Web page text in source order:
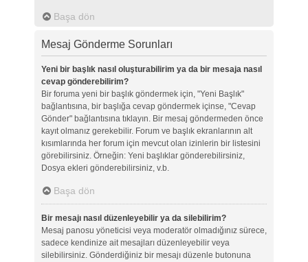
Başa dön
Mesaj Gönderme Sorunları
Yeni bir başlık nasıl oluşturabilirim ya da bir mesaja nasıl
cevap gönderebilirim?
Bir foruma yeni bir başlık göndermek için, "Yeni Başlık"
bağlantısına, bir başlığa cevap göndermek içinse, "Cevap
Gönder" bağlantısına tıklayın. Bir mesaj göndermeden önce
kayıt olmanız gerekebilir. Forum ve başlık ekranlarının alt
kısımlarında her forum için mevcut olan izinlerin bir listesini
görebilirsiniz. Örneğin: Yeni başlıklar gönderebilirsiniz,
Dosya ekleri gönderebilirsiniz, v.b.
Başa dön
Bir mesajı nasıl düzenleyebilir ya da silebilirim?
Mesaj panosu yöneticisi veya moderatör olmadığınız sürece,
sadece kendinize ait mesajları düzenleyebilir veya
silebilirsiniz. Gönderdiğiniz bir mesajı düzenle butonuna